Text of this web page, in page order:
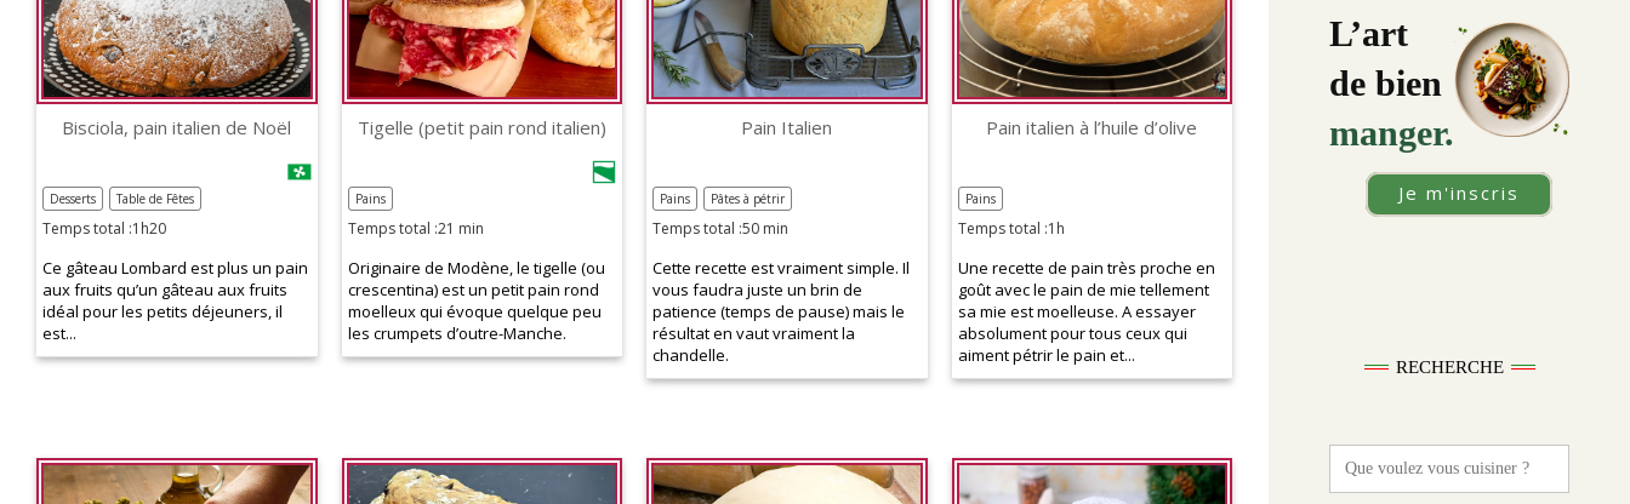
Bisciola, pain italien de Noël
Temps total :1h20
Desserts Table de Fêtes
Ce gâteau Lombard est plus un pain
aux fruits qu’un gâteau aux fruits
idéal pour les petits déjeuners, il
est...
Tigelle (petit pain rond italien)
Temps total :21 min
Pains
Originaire de Modène, le tigelle (ou
crescentina) est un petit pain rond
moelleux qui évoque quelque peu
les crumpets d’outre-Manche.
Pain Italien
Temps total :50 min
Pains Pâtes à pétrir
Cette recette est vraiment simple. Il
vous faudra juste un brin de
patience (temps de pause) mais le
résultat en vaut vraiment la
chandelle.
Pain italien à l’huile d’olive
Temps total :1h
Pains
Une recette de pain très proche en
goût avec le pain de mie tellement
sa mie est moelleuse. A essayer
absolument pour tous ceux qui
aiment pétrir le pain et...
L’art
de bien
manger.
Je m'inscris
RECHERCHE
Search
for: